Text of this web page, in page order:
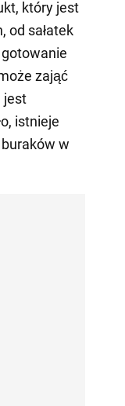
który jest
od sałatek
zająć
jest
istnieje
w